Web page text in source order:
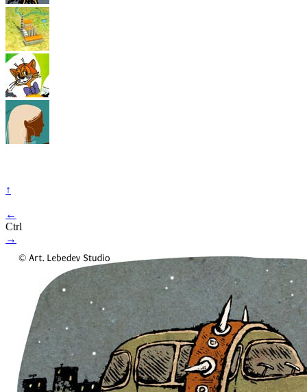
↑
←
Ctrl
→